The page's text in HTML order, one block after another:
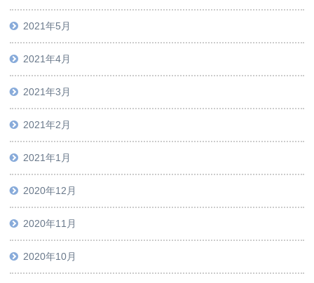
2021年5月
2021年4月
2021年3月
2021年2月
2021年1月
2020年12月
2020年11月
2020年10月